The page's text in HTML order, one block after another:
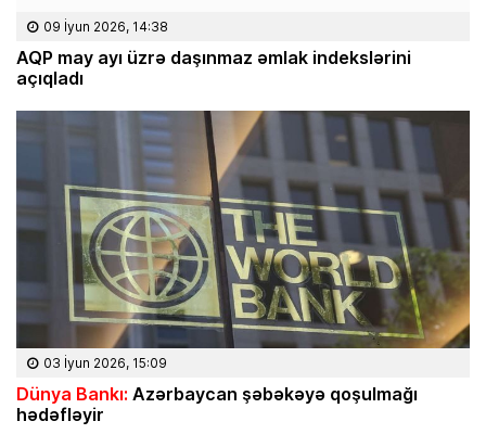
09 İyun 2026, 14:38
AQP may ayı üzrə daşınmaz əmlak indekslərini
açıqladı
03 İyun 2026, 15:09
Dünya Bankı: Azərbaycan şəbəkəyə qoşulmağı
hədəfləyir